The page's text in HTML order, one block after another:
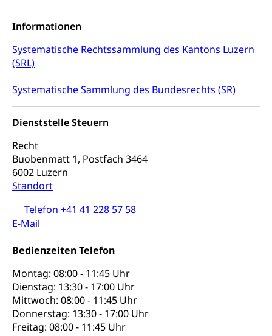
Informationen
Systematische Rechtssammlung des Kantons Luzern
(SRL)
Systematische Sammlung des Bundesrechts (SR)
Dienststelle Steuern
Recht
Buobenmatt 1, Postfach 3464
6002 Luzern
Standort
Telefon +41 41 228 57 58
E-Mail
Bedienzeiten Telefon
Montag: 08:00 - 11:45 Uhr
Dienstag: 13:30 - 17:00 Uhr
Mittwoch: 08:00 - 11:45 Uhr
Donnerstag: 13:30 - 17:00 Uhr
Freitag: 08:00 - 11:45 Uhr
Suchtprävention
Unfallversicherung, Invalidenversicherung,
Krankenversicherung (WAS Luzern)
Existenzsicherung - Sozialhilfe
Opferhilfe
Arbeitslosenversicherung (WAS Luzern)
Sucht und Drogen
Drogenabhängigkeit, Drogensucht,
Medikamentenabhängigkeit,
Arzneimittelabhängigkeit, Suchtkrankheit,
Drogenabhängige, Drogensüchtige,
Fachstelle Sucht Region Luzern
Gesundheitsversorgung
Gesundheitsversorgung, Spital, Pflegeinitiative,
Ambulant vor stationär, AVOS, Patientendossier
Gesundheitsversorgung
AHV / IV
Sozialversicherung, Vorsorgeeinrichtung,
Säule, Hilflosenentschädigung,
Ergänzungsleistungen, Altersvorsorge,
Todesfallversicherung
Hilfslosenentschädigung (WAS Luzern)
Behinderung